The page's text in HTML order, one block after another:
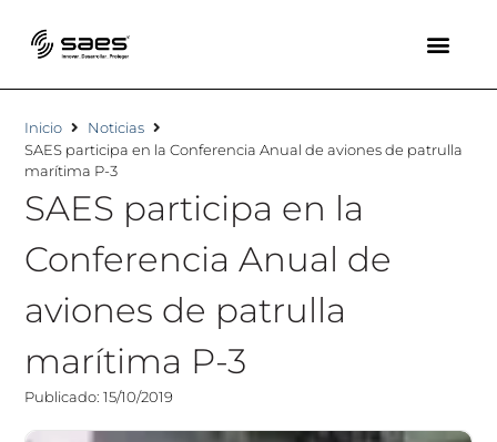
Inicio
Noticias
SAES participa en la Conferencia Anual de aviones de patrulla
marítima P-3
SAES participa en la
Conferencia Anual de
aviones de patrulla
marítima P-3
Publicado: 15/10/2019